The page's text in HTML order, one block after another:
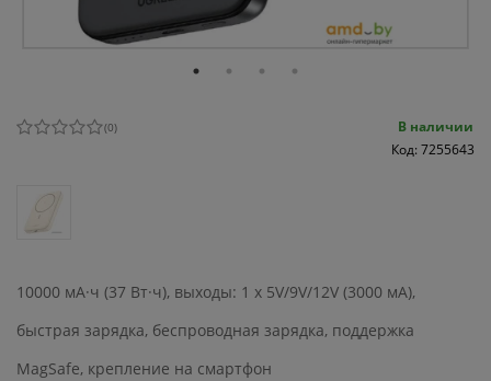
(0)
В наличии
Код: 7255643
10000 мА·ч (37 Вт·ч), выходы: 1 x 5V/9V/12V (3000 мА),
быстрая зарядка, беспроводная зарядка, поддержка
MagSafe, крепление на смартфон